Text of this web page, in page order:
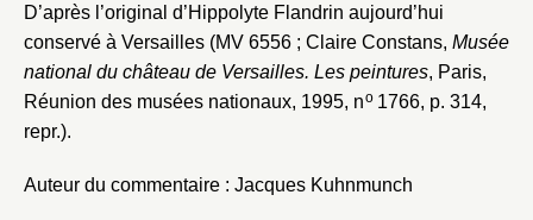
D’après l’original d’Hippolyte Flandrin aujourd’hui
conservé à Versailles (MV 6556 ; Claire Constans, Musée
national du château de Versailles. Les peintures, Paris,
Réunion des musées nationaux, 1995, no1766, p. 314,
repr.).
Auteur du commentaire : Jacques Kuhnmunch
Nouveau dossier
Vous n'êtes pas encore inscrit ?Créer un compte